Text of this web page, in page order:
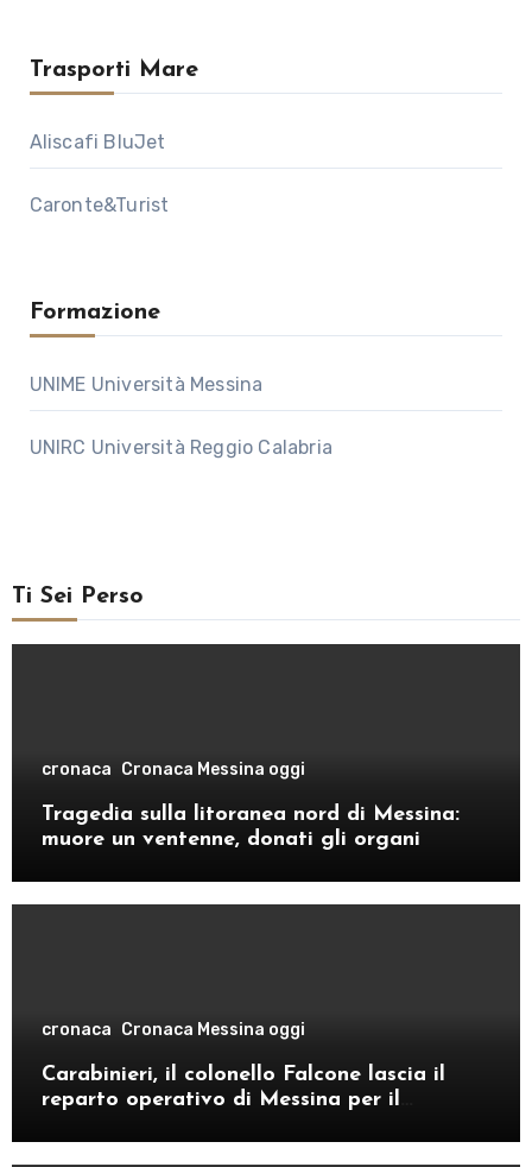
Trasporti Mare
Aliscafi BluJet
Caronte&Turist
Formazione
UNIME Università Messina
UNIRC Università Reggio Calabria
Ti Sei Perso
cronaca Cronaca Messina oggi
Tragedia sulla litoranea nord di Messina:
muore un ventenne, donati gli organi
cronaca Cronaca Messina oggi
Carabinieri, il colonello Falcone lascia il
reparto operativo di Messina per il